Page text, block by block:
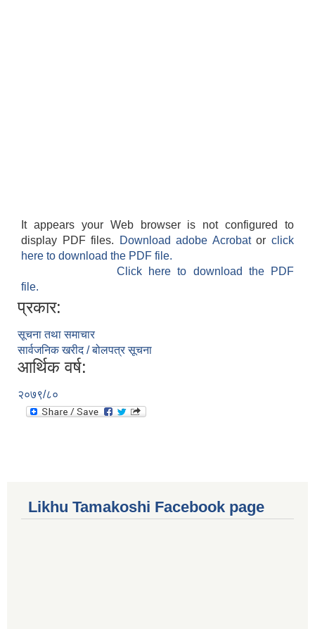
It appears your Web browser is not configured to
display PDF files.
Download adobe Acrobatorclick
here to download the PDF file.
Click here to download the PDF
file.
प्रकार:
सूचना तथा समाचार
सार्वजनिक खरीद / बोलपत्र सूचना
आर्थिक वर्ष:
२०७९/८०
Likhu Tamakoshi Facebook page